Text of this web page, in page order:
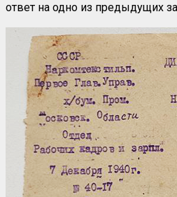
ответ на одно из предыдущих